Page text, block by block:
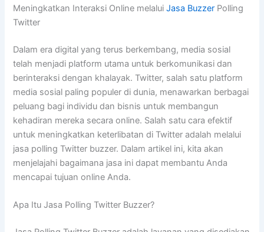
Meningkatkan Interaksi Online melaluiJasa Buzzer Polling
Twitter
Dalam era digital yang terus berkembang, media sosial
telah menjadi platform utama untuk berkomunikasi dan
berinteraksi dengan khalayak. Twitter, salah satu platform
media sosial paling populer di dunia, menawarkan berbagai
peluang bagi individu dan bisnis untuk membangun
kehadiran mereka secara online. Salah satu cara efektif
untuk meningkatkan keterlibatan di Twitter adalah melalui
jasa polling Twitter buzzer. Dalam artikel ini, kita akan
menjelajahi bagaimana jasa ini dapat membantu Anda
mencapai tujuan online Anda.
Apa Itu Jasa Polling Twitter Buzzer?